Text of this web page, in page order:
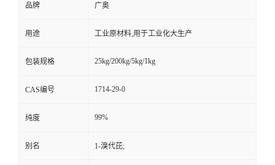
品牌 广奥
用途 工业原材料,用于工业化大生产
包装规格 25kg/200kg/5kg/1kg
CAS编号 1714-29-0
纯度 99%
别名 1-溴代芘;